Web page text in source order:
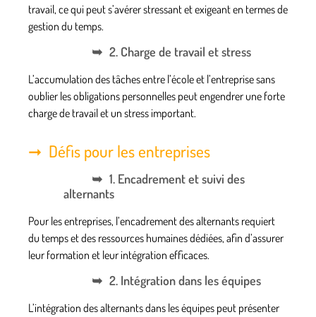
travail, ce qui peut s’avérer stressant et exigeant en termes de
gestion du temps.
2. Charge de travail et stress
L’accumulation des tâches entre l’école et l’entreprise sans
oublier les obligations personnelles peut engendrer une forte
charge de travail et un stress important.
Défis pour les entreprises
1. Encadrement et suivi des
alternants
Pour les entreprises, l’encadrement des alternants requiert
du temps et des ressources humaines dédiées, afin d’assurer
leur formation et leur intégration efficaces.
2. Intégration dans les équipes
L’intégration des alternants dans les équipes peut présenter